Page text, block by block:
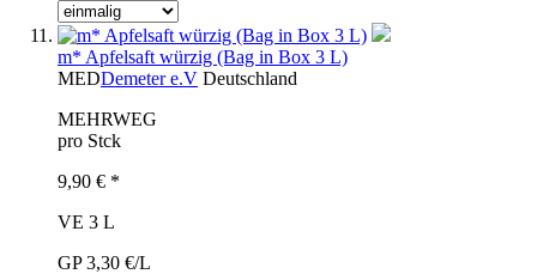
m* Apfelsaft würzig (Bag in Box 3 L)
MEDDemeter e.V Deutschland
MEHRWEG
pro Stck
9,90 € *
VE 3 L
GP 3,30 €/L